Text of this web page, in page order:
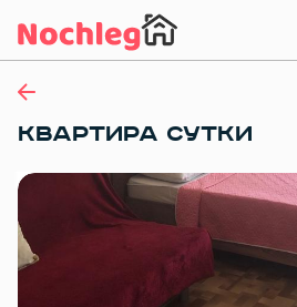
КВАРТИРА СУТКИ